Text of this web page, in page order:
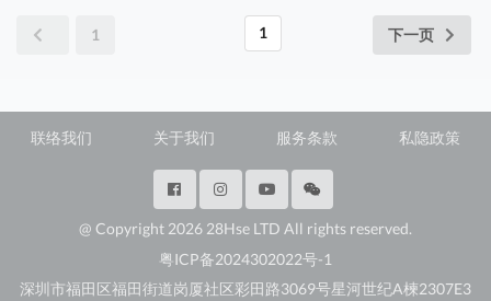
1 1 下一页
联络我们 关于我们 服务条款 私隐政策
@ Copyright 2026 28Hse LTD All rights reserved.
粤ICP备2024302022号-1
深圳市福田区福田街道岗厦社区彩田路3069号星河世纪A楝2307E3